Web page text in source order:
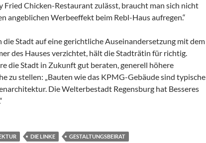
Fried Chicken-Restaurant zulässt, braucht man sich nicht
angeblichen Werbeeffekt beim Rebl-Haus aufregen.“
die Stadt auf eine gerichtliche Auseinandersetzung mit dem
des Hauses verzichtet, hält die Stadträtin für richtig.
die Stadt in Zukunft gut beraten, generell höhere
zu stellen: „Bauten wie das KPMG-Gebäude sind typische
Die Welterbestadt Regensburg hat Besseres
DIE LINKE
GESTALTUNGSBEIRAT